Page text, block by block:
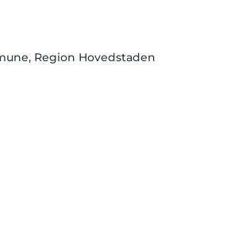
Region Hovedstaden